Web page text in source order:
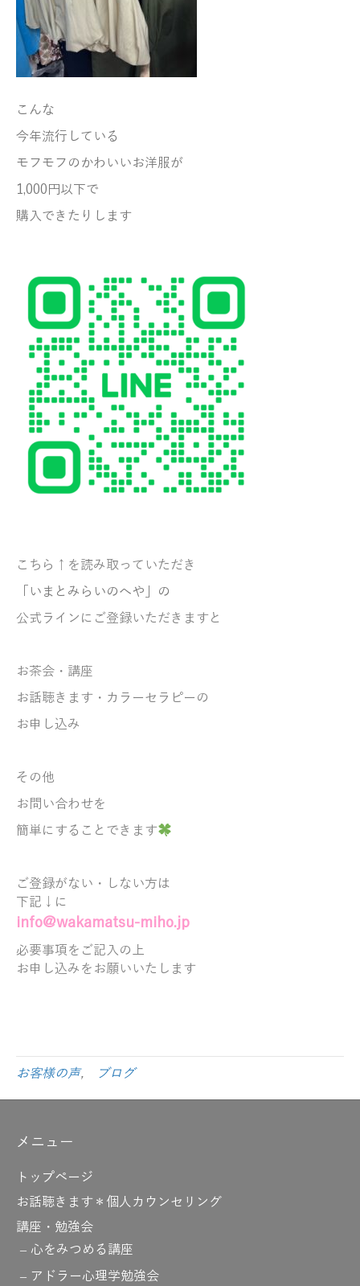
こんな
今年流行している
モフモフのかわいいお洋服が
1,000円以下で
購入できたりします
こちら↑を読み取っていただき
「いまとみらいのへや」の
公式ラインにご登録いただきますと
お茶会・講座
お話聴きます・ カラーセラピーの
お申し込み
その他
お問い合わせを
簡単にすることできます
ご登録がない・しない方は
下記↓に
info@wakamatsu-miho.jp
必要事項をご記入の上
お申し込みをお願いいたします
お客様の声, ブログ
メニュー
トップページ
お話聴きます＊個人カウンセリング
講座・勉強会
心をみつめる講座
アドラー心理学勉強会